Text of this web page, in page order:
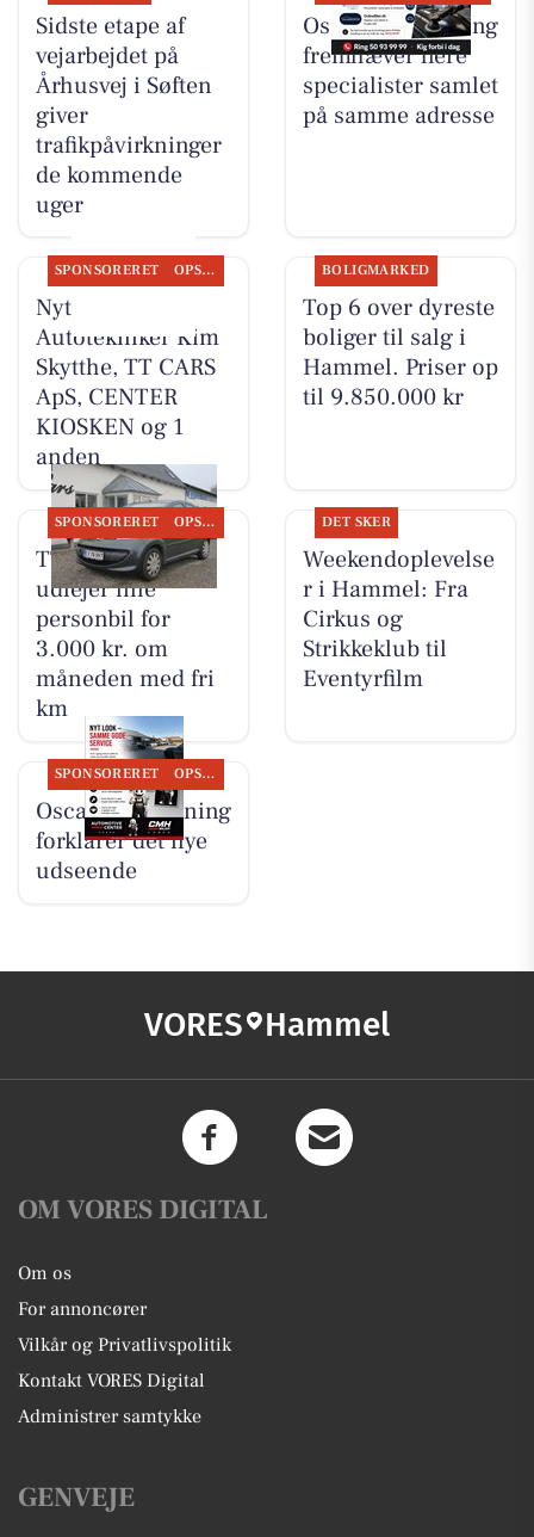
Sidste etape af
vejarbejdet på
Århusvej i Søften
giver
trafikpåvirkninger
de kommende
uger
Oscar Biludlejning
fremhæver flere
specialister samlet
på samme adresse
SPONSORERET OPSLAGSTAVLEN
Nyt fra
Autotekniker Kim
Skytthe, TT CARS
ApS, CENTER
KIOSKEN og 1
anden
BOLIGMARKED
Top 6 over dyreste
boliger til salg i
Hammel. Priser op
til 9.850.000 kr
SPONSORERET OPSLAGSTAVLEN
TT CARS ApS
udlejer lille
personbil for
3.000 kr. om
måneden med fri
km
DET SKER
Weekendoplevelse
r i Hammel: Fra
Cirkus og
Strikkeklub til
Eventyrfilm
SPONSORERET OPSLAGSTAVLEN
Oscar Biludlejning
forklarer det nye
udseende
VORES Hammel
OM VORES DIGITAL
Om os
For annoncører
Vilkår og Privatlivspolitik
Kontakt VORES Digital
Administrer samtykke
GENVEJE